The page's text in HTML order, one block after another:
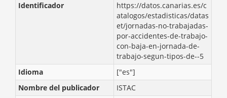
Identificador
https://datos.canarias.es/c
atalogos/estadisticas/datas
et/jornadas-no-trabajadas-
por-accidentes-de-trabajo-
con-baja-en-jornada-de-
trabajo-segun-tipos-de--5
Idioma
["es"]
Nombre del publicador
ISTAC